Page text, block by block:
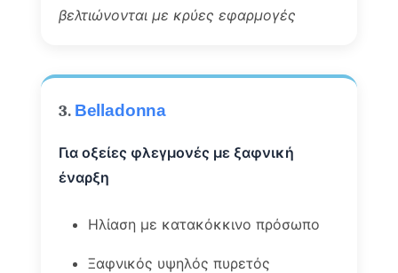
βελτιώνονται με κρύες εφαρμογές
3. Belladonna
Για οξείες φλεγμονές με ξαφνική
έναρξη
Ηλίαση με κατακόκκινο πρόσωπο
Ξαφνικός υψηλός πυρετός